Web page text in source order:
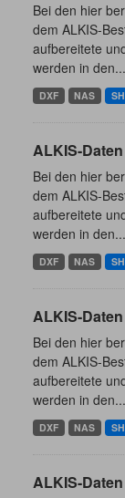
Bei den hier
dem ALKIS-
aufbereitete
werden in den...
DXF NAS
ALKIS-
Bei den hier
dem ALKIS-
aufbereitete
werden in den...
DXF NAS
ALKIS-
Bei den hier
dem ALKIS-
aufbereitete
werden in den...
DXF NAS
ALKIS-